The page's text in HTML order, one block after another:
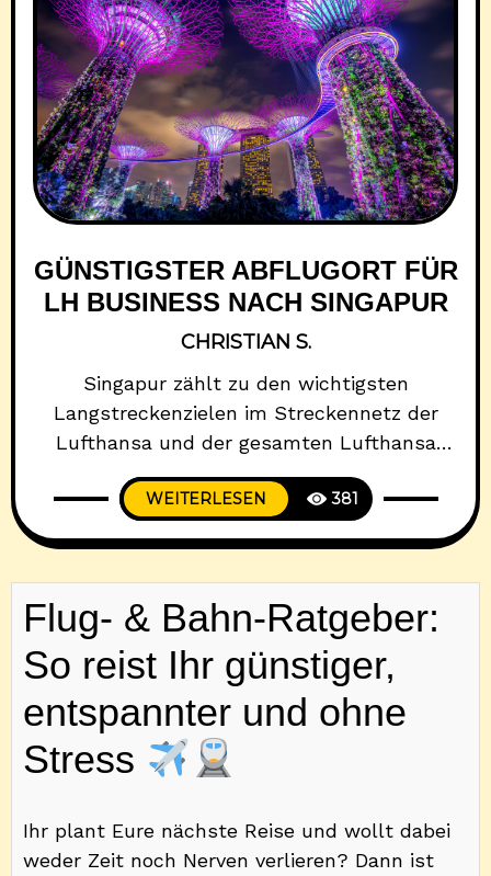
GÜNSTIGSTER ABFLUGORT FÜR
LH BUSINESS NACH SINGAPUR
CHRISTIAN S.
Singapur zählt zu den wichtigsten
Langstreckenzielen im Streckennetz der
Lufthansa und der gesamten Lufthansa
Group. Für Miles-&-More-Mitglieder ist die
Metropole in Südostasien besonders
erreichbar ist. Seit der Einführung
dynamischer Meilenpreise hat sich jedoch
ein entscheidender Faktor verändert: Der
benötigte Meilenpreis für einen Business-
Class-Prämienflug hängt heute
WEITERLESEN 381
Flug- & Bahn-Ratgeber:
So reist Ihr günstiger,
entspannter und ohne
Stress
Ihr plant Eure nächste Reise und wollt dabei
weder Zeit noch Nerven verlieren? Dann ist